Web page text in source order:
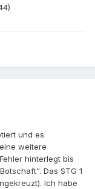
und es
weitere
hinterlegt bis
Das STG 1
Ich habe